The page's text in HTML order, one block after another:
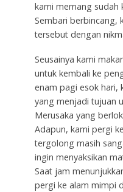
kami memang sudah
Sembari berbincang,
tersebut dengan
Seusainya kami
untuk kembali ke
enam pagi esok hari,
yang menjadi tujuan
Merusaka yang
Adapun, kami pergi
tergolong masih
ingin menyaksikan
Saat jam
pergi ke alam mimpi